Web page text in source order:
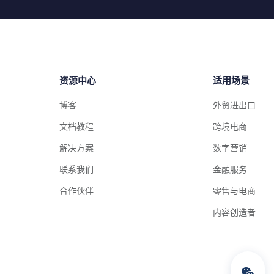
资源中心
博客
文档教程
解决方案
联系我们
合作伙伴
适用场景
外贸进出口
跨境电商
数字营销
金融服务
零售与电商
内容创造者